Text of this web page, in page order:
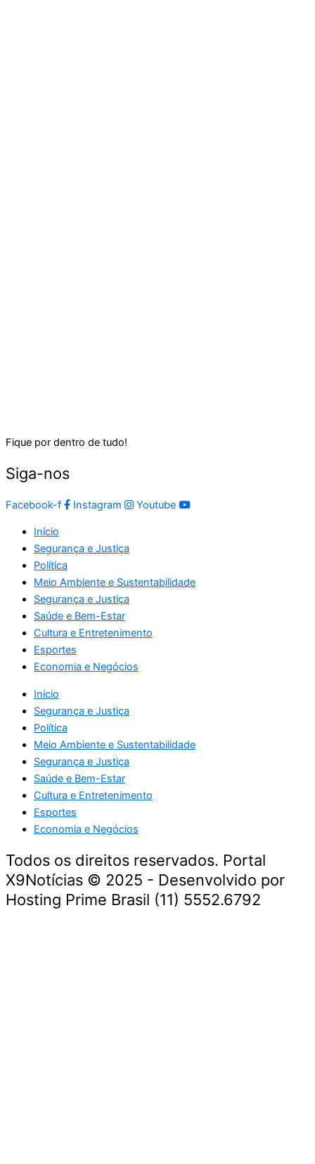
Fique por dentro de tudo!
Siga-nos
Facebook-f Instagram Youtube
Início
Segurança e Justiça
Política
Meio Ambiente e Sustentabilidade
Segurança e Justiça
Saúde e Bem-Estar
Cultura e Entretenimento
Esportes
Economia e Negócios
Início
Segurança e Justiça
Política
Meio Ambiente e Sustentabilidade
Segurança e Justiça
Saúde e Bem-Estar
Cultura e Entretenimento
Esportes
Economia e Negócios
Todos os direitos reservados. Portal
X9Notícias © 2025 - Desenvolvido por
Hosting Prime Brasil (11) 5552.6792